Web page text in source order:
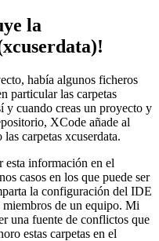
la
había algunos ficheros
particular las carpetas
y cuando creas un proyecto y
XCode añade al
carpetas xcuserdata.
esta información en el
casos en los que puede ser
la configuración del IDE
de un equipo. Mi
una fuente de conflictos que
estas carpetas en el